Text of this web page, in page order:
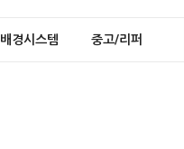
배경시스템 중고/리퍼